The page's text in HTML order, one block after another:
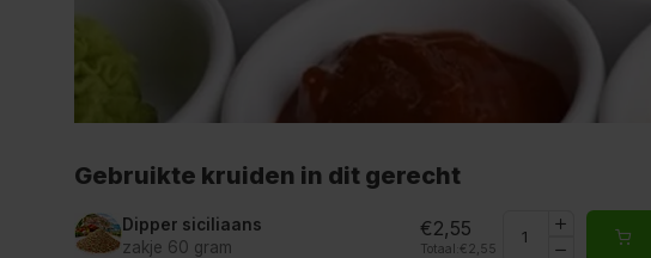
Gebruikte kruiden in dit gerecht
Dipper siciliaans
zakje 60 gram
€2,55
Totaal: €2,55